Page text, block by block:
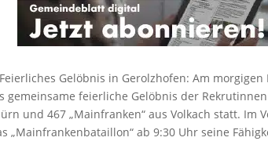
Feierliches Gelöbnis in Gerolzhofen: Am
gemeinsame feierliche Gelöbnis der
und 467 „Mainfranken“ aus Volkach statt. Im
„Mainfrankenbataillon“ ab 9:30 Uhr seine